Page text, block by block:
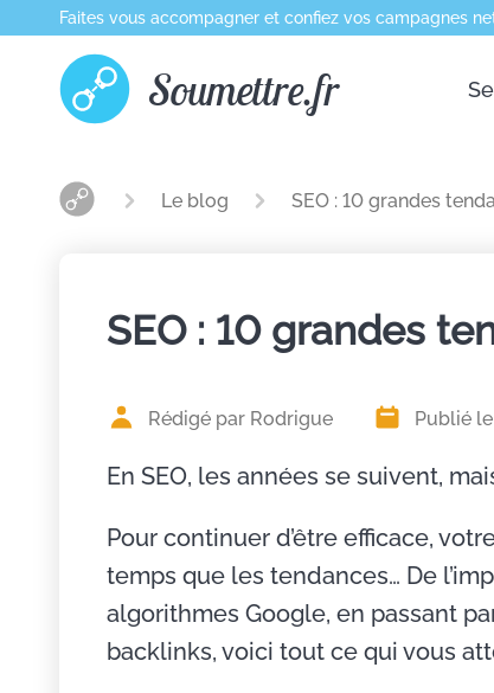
Faites vous accompagner et confiez vos campagnes
Soumettre.fr
Le blog SEO : 10 grandes
SEO : 10 grandes
Rédigé par Rodrigue Publié
En SEO, les années se suivent,
Pour continuer d’être efficace,
temps que les tendances… De
algorithmes Google, en passant
backlinks, voici tout ce qui vous